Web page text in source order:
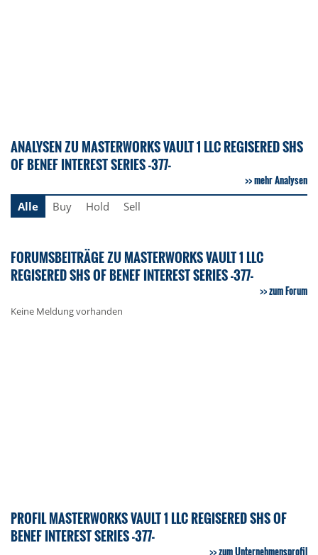
ANALYSEN ZU MASTERWORKS VAULT 1 LLC REGISERED SHS
OF BENEF INTEREST SERIES -377-
mehr Analysen
Alle
Buy Hold Sell
FORUMSBEITRÄGE ZU MASTERWORKS VAULT 1 LLC
REGISERED SHS OF BENEF INTEREST SERIES -377-
zum Forum
Keine Meldung vorhanden
PROFIL MASTERWORKS VAULT 1 LLC REGISERED SHS OF
BENEF INTEREST SERIES -377-
zum Unternehmensprofil